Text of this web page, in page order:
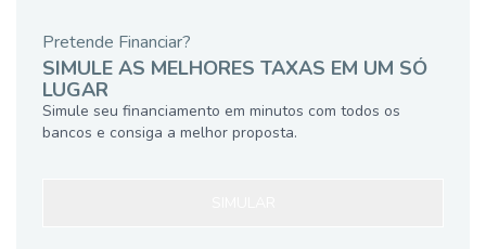
Pretende Financiar?
SIMULE AS MELHORES TAXAS EM UM SÓ
LUGAR
Simule seu financiamento em minutos com todos os
bancos e consiga a melhor proposta.